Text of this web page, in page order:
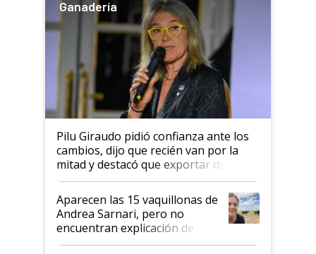
Ganadería
Pilu Giraudo pidió confianza ante los
cambios, dijo que recién van por la
mitad y destacó que exportar dejó de
ser "para unos pocos": "Tenemos un
mandato muy claro del gobierno
nacional"
Aparecen las 15 vaquillonas de
Andrea Sarnari, pero no
encuentran explicación de
cómo llegaron allí